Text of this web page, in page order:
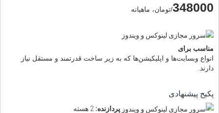
348000/تومان، ماهیانه
مناسب برای
انواع وبسایت‌ها و اپلیکیشن‌ها که به زیر ساخت قدرتمند و مستقل نیاز
دارند.
پکیج پیشنهادی
پردازنده: